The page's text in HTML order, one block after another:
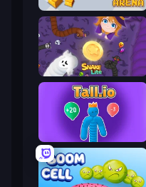
Gold Rush Arena
Snake Lite
Tall.io